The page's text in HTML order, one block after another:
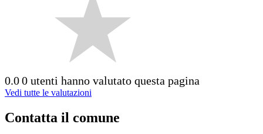
0.00 utenti hanno valutato questa pagina
Vedi tutte le valutazioni
Contatta il comune